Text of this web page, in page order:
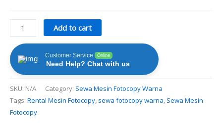
Add to cart
Customer Service Online
Need Help? Chat with us
SKU: N/A Category: Sewa Mesin Fotocopy Warna
Tags: Rental Mesin Fotocopy, sewa fotocopy warna, Sewa Mesin
Fotocopy